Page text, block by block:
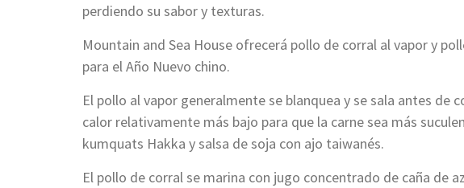
perdiendo su sabor y texturas.
Mountain and Sea House ofrecerá pollo de corral al vapor y
para el Año Nuevo chino.
El pollo al vapor generalmente se blanquea y se sala antes de
calor relativamente más bajo para que la carne sea más
kumquats Hakka y salsa de soja con ajo taiwanés.
El pollo de corral se marina con jugo concentrado de caña de